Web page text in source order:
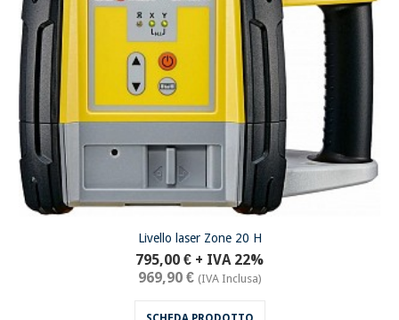
Livello laser Zone 20 H
795,00 € + IVA 22%
969,90 € (IVA Inclusa)